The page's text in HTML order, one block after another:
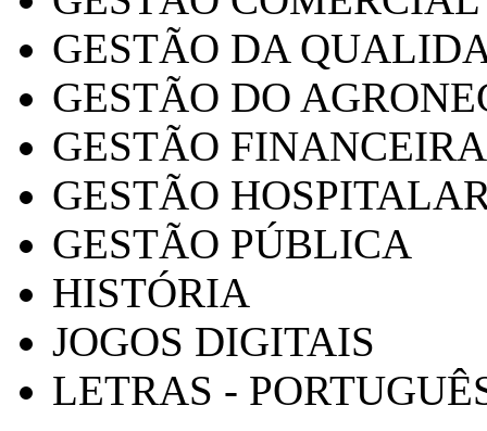
GESTÃO DA
GESTÃO DO
GESTÃO FINANCEIRA
GESTÃO
GESTÃO PÚBLICA
HISTÓRIA
JOGOS DIGITAIS
LETRAS -